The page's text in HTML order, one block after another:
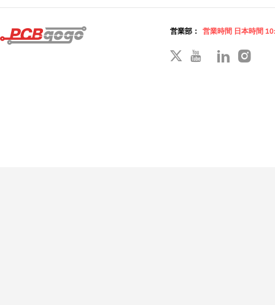
営業部： 営業時間 日本時間